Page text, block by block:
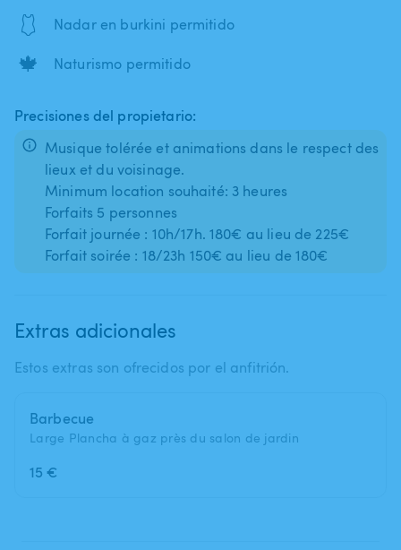
🩱 Nadar en burkini permitido
🍁 Naturismo permitido
Precisiones del propietario:
Musique tolérée et animations dans le respect des
lieux et du voisinage.
Minimum location souhaité: 3 heures
Forfaits 5 personnes
Forfait journée : 10h/17h. 180€ au lieu de 225€
Forfait soirée : 18/23h 150€ au lieu de 180€
Extras adicionales
Estos extras son ofrecidos por el anfitrión.
Barbecue
Large Plancha à gaz près du salon de jardin
15 €